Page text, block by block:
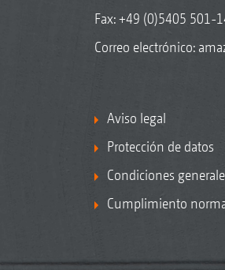
Fax: +49 (0)5405 501-
Correo electrónico:
Aviso legal
Protección de datos
Condiciones
Cumplimiento